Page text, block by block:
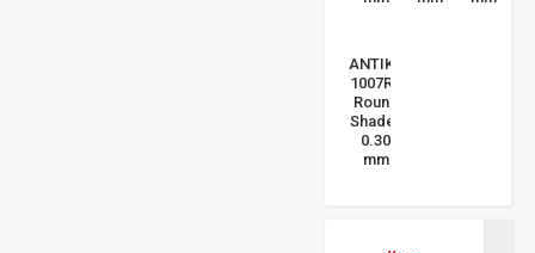
ANTIKE
1007RS
Round
Shader
0.30
mm